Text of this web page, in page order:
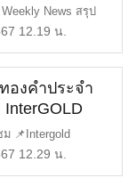
NEWS EP.97
งวันนี้ | ราคา
Weekly News สรุป
ระจำสัปดาห์ EP97
12.19 น.
องคำประจำ
NEWS EP.96
งวันนี้ | ราคา
📌Intergold
สรุปข่าวทองคำ
12.29 น.